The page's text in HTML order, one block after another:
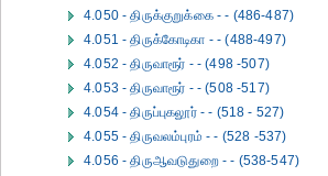
4.050 - திருக்குறுக்கை - - (486-487)
4.051 - திருக்கோடிகா - - (488-497)
4.052 - திருவாரூர் - - (498 -507)
4.053 - திருவாரூர் - - (508 -517)
4.054 - திருப்புகலூர் - - (518 - 527)
4.055 - திருவலம்புரம் - - (528 -537)
4.056 - திருஆவடுதுறை - - (538-547)